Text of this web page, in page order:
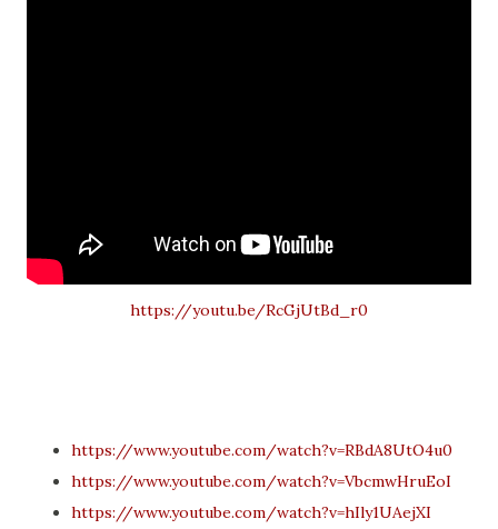
https://youtu.be/RcGjUtBd_r0
https://www.youtube.com/watch?v=RBdA8UtO4u0
https://www.youtube.com/watch?v=VbcmwHruEoI
https://www.youtube.com/watch?v=hIly1UAejXI